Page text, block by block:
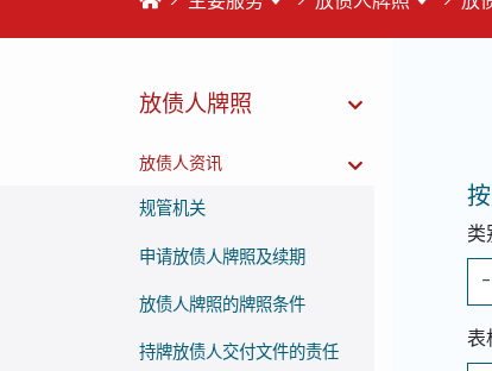
放债人牌照
放债人资讯
规管机关
申请放债人牌照及续期
放债人牌照的牌照条件
持牌放债人交付文件的责任
类
表